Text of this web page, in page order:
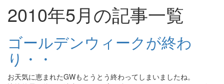
2010年5月の記事一覧
ゴールデンウィークが終わ
り・・
お天気に恵まれたGWもとうとう終わってしまいましたね。